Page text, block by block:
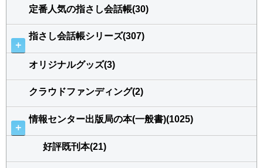
定番人気の指さし会話帳(30)
＋
指さし会話帳シリーズ(307)
オリジナルグッズ(3)
クラウドファンディング(2)
＋
情報センター出版局の本(一般書)(1025)
好評既刊本(21)